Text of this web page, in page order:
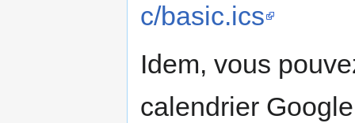
c/basic.ics
Idem, vous
calendrier